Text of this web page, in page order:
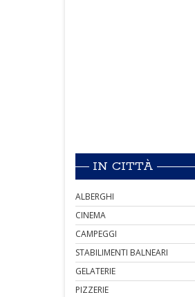
IN CITTÀ
ALBERGHI
CINEMA
CAMPEGGI
STABILIMENTI BALNEARI
GELATERIE
PIZZERIE